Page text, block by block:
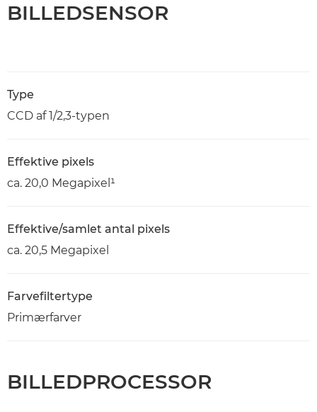
BILLEDSENSOR
Type
CCD af 1/2,3-typen
Effektive pixels
ca. 20,0 Megapixel¹
Effektive/samlet antal pixels
ca. 20,5 Megapixel
Farvefiltertype
Primærfarver
BILLEDPROCESSOR